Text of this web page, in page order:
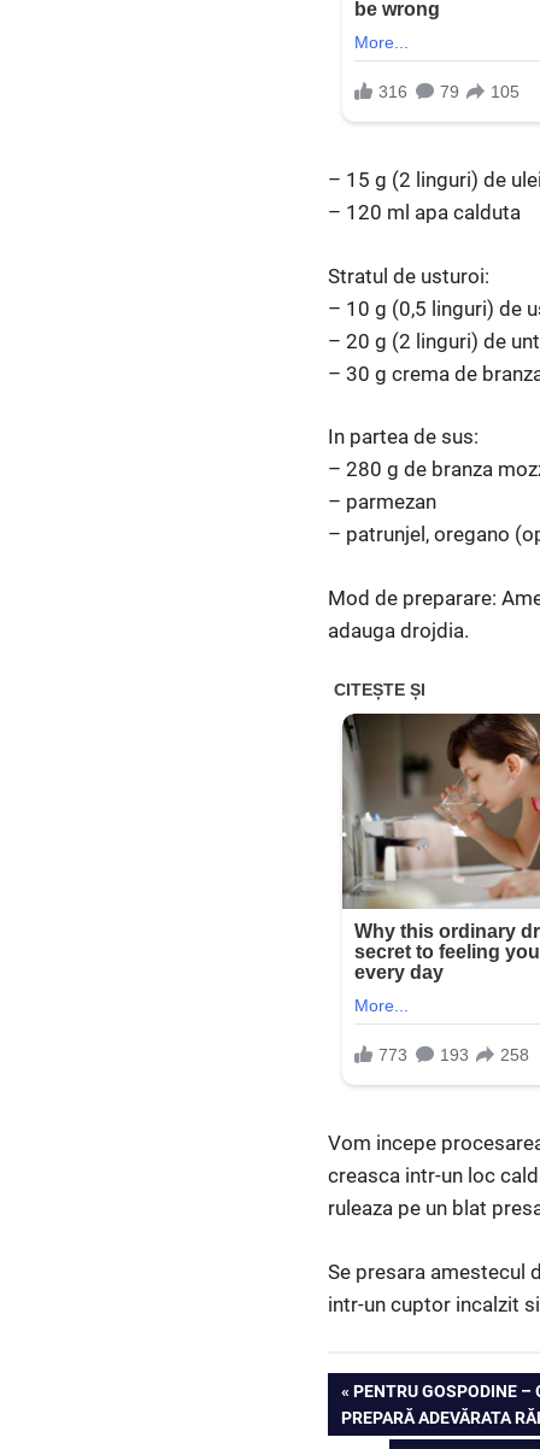
– 15 g (2 linguri) de
– 120 ml apa calduta
Stratul de usturoi:
– 10 g (0,5 linguri) de
– 20 g (2 linguri) de
– 30 g crema de
In partea de sus:
– 280 g de branza
– parmezan
– patrunjel, oregano
Mod de preparare:
adauga drojdia.
Vom incepe
creasca intr-un loc
ruleaza pe un blat
Se presara amestecul
intr-un cuptor incalzit
Navigare
PREVIOUS
POST:
PENTRU GOSPODINE –
PREPARĂ ADEVĂRATA